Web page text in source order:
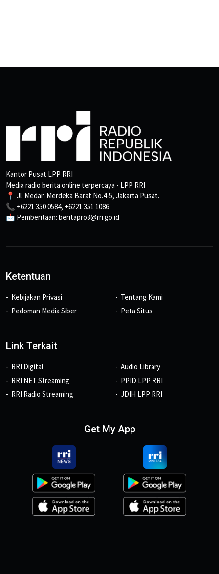
Kantor Pusat LPP RRI
Media radio berita online terpercaya - LPP RRI
📍 Jl. Medan Merdeka Barat No.4-5, Jakarta Pusat.
📞 +6221 350 0584, +6221 351 1086
📩 Pemberitaan: beritapro3@rri.go.id
Ketentuan
Kebijakan Privasi
Pedoman Media Siber
Tentang Kami
Peta Situs
Link Terkait
RRI Digital
RRI NET Streaming
RRI Radio Streaming
Audio Library
PPID LPP RRI
JDIH LPP RRI
Get My App